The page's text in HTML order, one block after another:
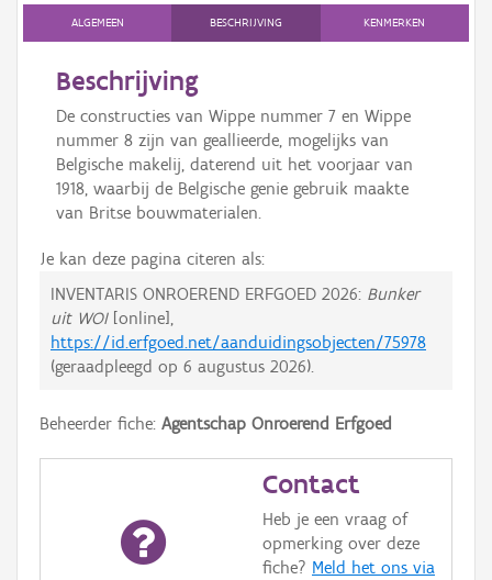
ALGEMEEN BESCHRIJVING KENMERKEN
Beschrijving
De constructies van Wippe nummer 7 en Wippe
nummer 8 zijn van geallieerde, mogelijks van
Belgische makelij, daterend uit het voorjaar van
1918, waarbij de Belgische genie gebruik maakte
van Britse bouwmaterialen.
Je kan deze pagina citeren als:
INVENTARIS ONROEREND ERFGOED 2026: Bunker
uit WOI[online],
https://id.erfgoed.net/aanduidingsobjecten/75978
(geraadpleegd op 6 augustus 2026).
Beheerder fiche: Agentschap Onroerend Erfgoed
Contact
Heb je een vraag of
opmerking over deze
fiche? Meld het ons via